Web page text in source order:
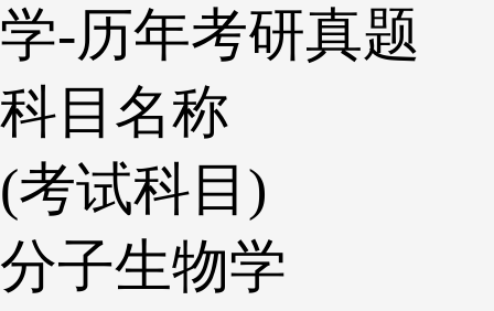
学-历年考研真题
科目名称
(考试科目)
分子生物学